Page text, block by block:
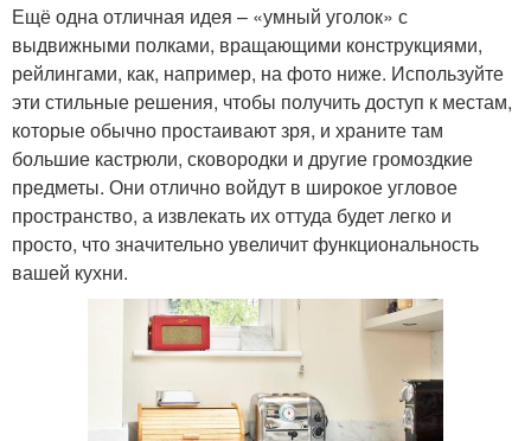
Ещё одна отличная идея – «умный уголок» с
выдвижными полками, вращающими конструкциями,
рейлингами, как, например, на фото ниже. Используйте
эти стильные решения, чтобы получить доступ к местам,
которые обычно простаивают зря, и храните там
большие кастрюли, сковородки и другие громоздкие
предметы. Они отлично войдут в широкое угловое
пространство, а извлекать их оттуда будет легко и
просто, что значительно увеличит функциональность
вашей кухни.